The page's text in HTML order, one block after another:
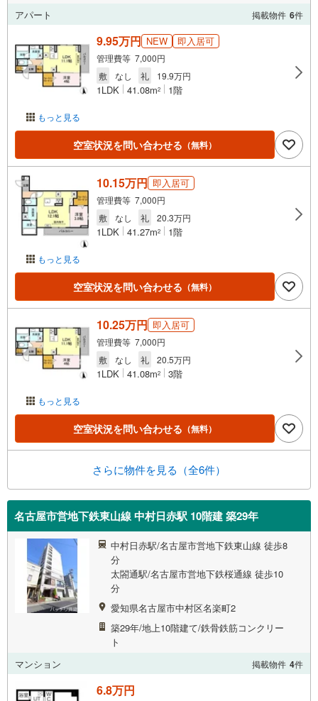
アパート
掲載物件 6件
もっと見る
9.95万円 NEW 即入居可
管理費等 7,000円
敷
なし 礼 19.9万円
1LDK 41.08m2 1階
空室状況を問い合わせる （無料）
もっと見る
10.15万円 即入居可
管理費等 7,000円
敷
なし 礼 20.3万円
1LDK 41.27m2 1階
空室状況を問い合わせる （無料）
もっと見る
10.25万円 即入居可
管理費等 7,000円
敷
なし 礼 20.5万円
1LDK 41.08m2 3階
空室状況を問い合わせる （無料）
さらに物件を見る（全6件）
名古屋市営地下鉄東山線 中村日赤駅 10階建 築29年
中村日赤駅/名古屋市営地下鉄東山線 徒歩8
分
太閤通駅/名古屋市営地下鉄桜通線 徒歩10
分
愛知県名古屋市中村区名楽町2
築29年/地上10階建て/鉄骨鉄筋コンクリー
ト
マンション
掲載物件 4件
6.8万円